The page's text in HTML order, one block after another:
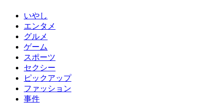
いやし
エンタメ
グルメ
ゲーム
スポーツ
セクシー
ピックアップ
ファッション
事件